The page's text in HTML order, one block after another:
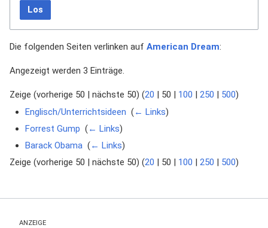
Los
Die folgenden Seiten verlinken auf American Dream:
Angezeigt werden 3 Einträge.
Zeige (vorherige 50 nächste 50) (20 50 100 250 500)
Englisch/Unterrichtsideen (← Links)
Forrest Gump (← Links)
Barack Obama‎ (← Links)
Zeige (vorherige 50 | nächste 50) (20 | 50 | 100 | 250 | 500)
ANZEIGE